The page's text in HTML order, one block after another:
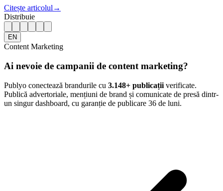
Citește articolul →
Distribuie
EN
Content Marketing
Ai nevoie de campanii de content marketing?
Publyo conectează brandurile cu 3.148+ publicații verificate.
Publică advertoriale, mențiuni de brand și comunicate de presă dintr-
un singur dashboard, cu garanție de publicare 36 de luni.